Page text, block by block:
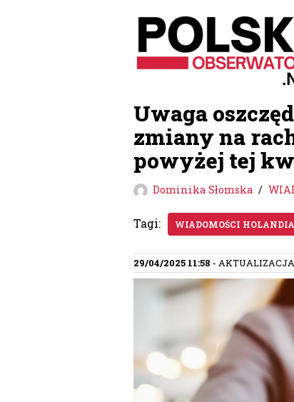
Przejdź
do
Uwaga
zmiany na
powyżej tej
Dominika Słomska
Tagi: WIADOMOŚCI HOLANDIA
29/04/2025 11:58 - AKTUALIZACJA